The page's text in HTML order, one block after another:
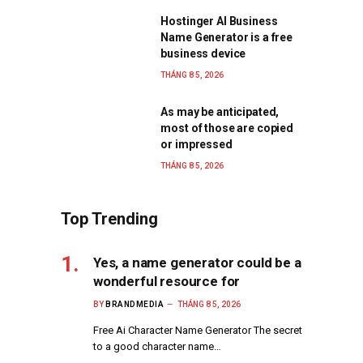
Hostinger AI Business
Name Generator is a free
business device
THÁNG 8 5, 2026
As may be anticipated,
most of those are copied
or impressed
THÁNG 8 5, 2026
Top Trending
Yes, a name generator could be a
wonderful resource for
BY BRANDMEDIA THÁNG 8 5, 2026
Free Ai Character Name Generator The secret
to a good character name…